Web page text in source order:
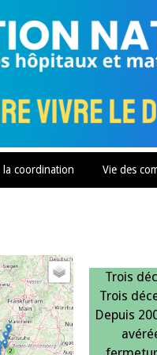
la coordination Vie des
Trois
Trois
Depuis